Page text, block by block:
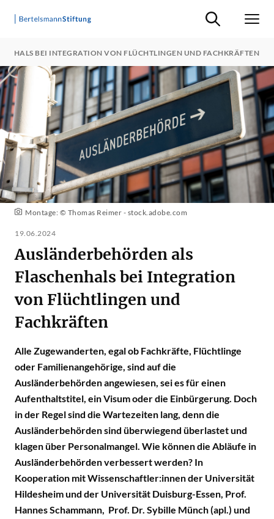
Suche ein-/
BEI INTEGRATION VON FLÜCHTLINGEN UND FACHKRÄFTEN
Montage: © Thomas Reimer - stock.adobe.com
19.06.2024
Ausländerbehörden als
Flaschenhals bei Integration
von Flüchtlingen und
Fachkräften
Alle Zugewanderten, egal ob Fachkräfte, Flüchtlinge
oder Familienangehörige, sind auf die
Ausländerbehörden angewiesen, sei es für einen
Aufenthaltstitel, ein Visum oder die Einbürgerung. Doch
in der Regel sind die Wartezeiten lang, denn die
Ausländer­behörden sind überwiegend überlastet und
klagen über Personalmangel. Wie können die Abläufe in
Ausländerbehörden verbessert werden? In
Kooperation mit Wissenschaftler:innen der Universität
Hildesheim und der Universität Duisburg-Essen, Prof.
Hannes Schammann, Prof. Dr. Sybille Münch (apl.) und